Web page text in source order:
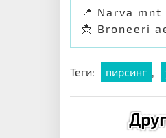
📍 Narva
📩 Broneeri
Теги: пирсинг ,